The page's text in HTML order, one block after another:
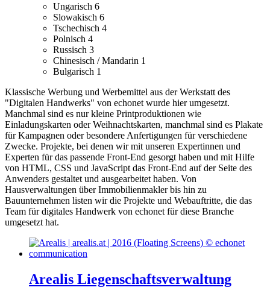
Ungarisch 6
Slowakisch 6
Tschechisch 4
Polnisch 4
Russisch 3
Chinesisch / Mandarin 1
Bulgarisch 1
Klassische Werbung und Werbemittel aus der Werkstatt des
"Digitalen Handwerks" von echonet wurde hier umgesetzt.
Manchmal sind es nur kleine Printproduktionen wie
Einladungskarten oder Weihnachtskarten, manchmal sind es Plakate
für Kampagnen oder besondere Anfertigungen für verschiedene
Zwecke. Projekte, bei denen wir mit unseren Expertinnen und
Experten für das passende Front-End gesorgt haben und mit Hilfe
von HTML, CSS und JavaScript das Front-End auf der Seite des
Anwenders gestaltet und ausgearbeitet haben. Von
Hausverwaltungen über Immobilienmakler bis hin zu
Bauunternehmen listen wir die Projekte und Webauftritte, die das
Team für digitales Handwerk von echonet für diese Branche
umgesetzt hat.
Arealis Liegenschaftsverwaltung